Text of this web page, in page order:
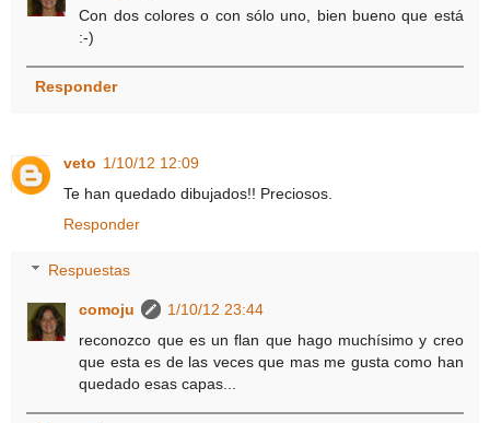
Con dos colores o con sólo uno, bien bueno que está
:-)
Responder
veto 1/10/12 12:09
Te han quedado dibujados!! Preciosos.
Responder
Respuestas
comoju
1/10/12 23:44
reconozco que es un flan que hago muchísimo y creo
que esta es de las veces que mas me gusta como han
quedado esas capas...